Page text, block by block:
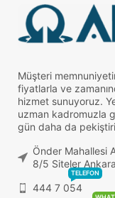
Müşteri
fiyatlarla ve
hizmet sunuyoruz.
uzman kadromuzla
gün daha da
Önder Mahallesi
8/5 Siteler Ankara
444 7 054
TELEFON